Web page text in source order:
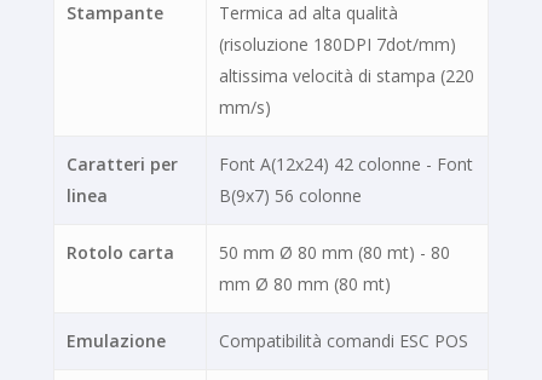
Stampante
Termica ad alta qualità
(risoluzione 180DPI 7dot/mm)
altissima velocità di stampa (220
mm/s)
Caratteri per
linea
Font A(12x24) 42 colonne - Font
B(9x7) 56 colonne
Rotolo carta
50 mm Ø 80 mm (80 mt) - 80
mm Ø 80 mm (80 mt)
Emulazione Compatibilità comandi ESC POS